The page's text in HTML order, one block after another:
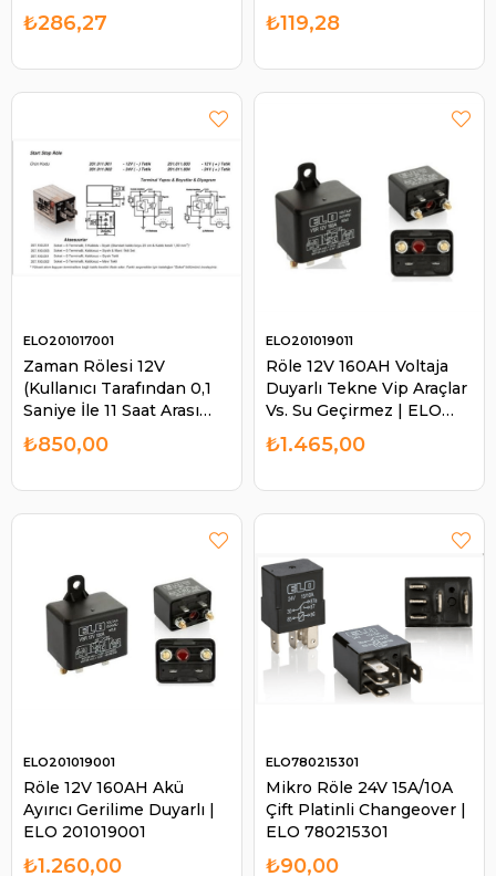
₺286,27 ₺119,28
Zaman Rölesi 12V
(Kullanıcı Tarafından 0,1
Saniye İle 11 Saat Arası
İstenilen Zamana
Ayarlanabilir) | ELO
ELO201017001
₺850,00
Röle 12V 160AH Voltaja
Duyarlı Tekne Vip Araçlar
Vs. Su Geçirmez | ELO
201019011
ELO201019011
₺1.465,00
Röle 12V 160AH Akü
Ayırıcı Gerilime Duyarlı |
ELO 201019001
ELO201019001
₺1.260,00
Mikro Röle 24V 15A/10A
Çift Platinli Changeover |
ELO 780215301
ELO780215301
₺90,00